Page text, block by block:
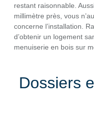
restant raisonnable.
millimètre près, vous
concerne l’installation.
d’obtenir un logement
menuiserie en bois sur
Dossiers